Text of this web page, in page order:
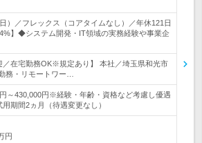
日）／フレックス（コアタイムなし）／年休121日
】◆システム開発・IT領域の実務経験や事業企
／在宅勤務OK※規定あり】 本社／埼玉県和光市
務・リモートワー…
～430,000円※経験・年齢・資格など考慮し優遇
期間2ヵ月（待遇変更なし）
円